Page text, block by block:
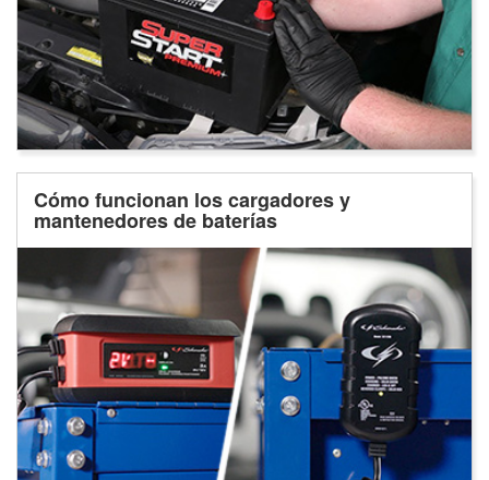
Cómo funcionan los cargadores y
mantenedores de baterías